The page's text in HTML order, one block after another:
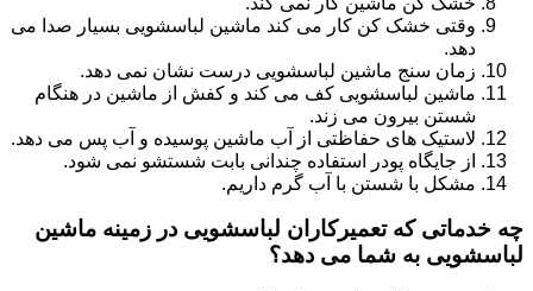
وقتی خشک کن کار می کند ماشین لباسشویی بسیار صدا می
دهد.
زمان سنج ماشین لباسشویی درست نشان نمی دهد.
ماشین لباسشویی کف می کند و کفش از ماشین در هنگام
شستن بیرون می زند.
لاستیک های حفاظتی از آب ماشین پوسیده و آب پس می دهد.
از جایگاه پودر استفاده چندانی بابت شستشو نمی شود.
مشکل با شستن با آب گرم داریم.
چه خدماتی که تعمیرکاران لباسشویی در زمینه ماشین
لباسشویی به شما می دهد؟